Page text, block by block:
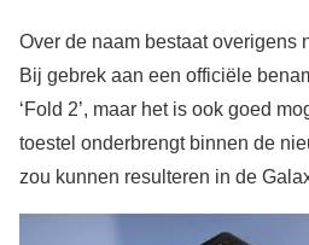
Over de naam bestaat overigens
Bij gebrek aan een officiële
‘Fold 2’, maar het is ook goed
toestel onderbrengt binnen de
zou kunnen resulteren in de